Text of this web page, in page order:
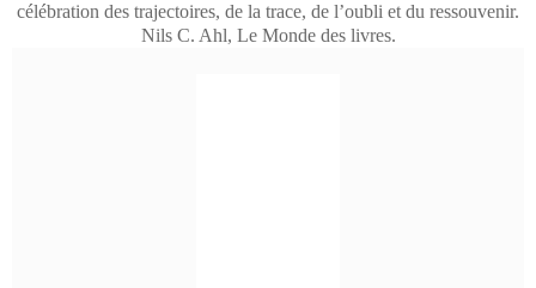
célébration des trajectoires, de la trace, de l’oubli et du ressouvenir.
Nils C. Ahl, Le Monde des livres.